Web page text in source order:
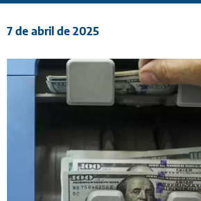
7 de abril de 2025